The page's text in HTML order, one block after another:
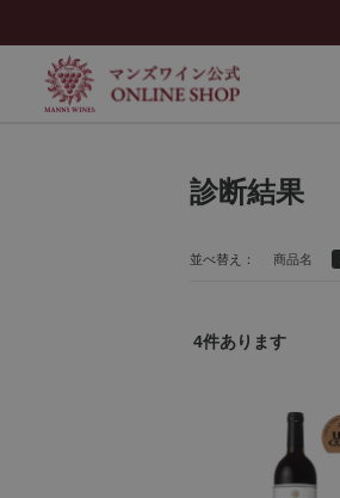
診断結果
並べ替え： 商品名
4件あります